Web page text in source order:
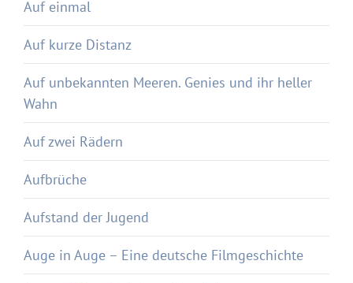
Auf einmal
Auf kurze Distanz
Auf unbekannten Meeren. Genies und ihr heller
Wahn
Auf zwei Rädern
Aufbrüche
Aufstand der Jugend
Auge in Auge – Eine deutsche Filmgeschichte